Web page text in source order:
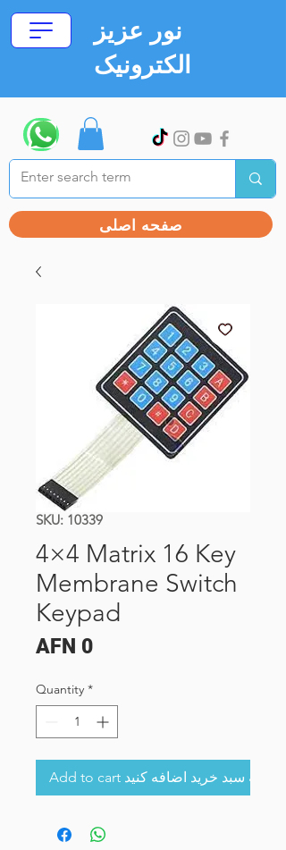
نور عزیز
الکترونیک
صفحه اصلی
SKU: 10339
4×4 Matrix 16 Key
Membrane Switch
Keypad
AFN 0Price
Quantity *
Add to cart به سبد خرید اضافه کنید